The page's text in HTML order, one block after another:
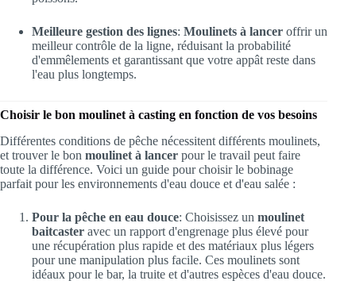
Meilleure gestion des lignes: Moulinets à lancer offrir un
meilleur contrôle de la ligne, réduisant la probabilité
d'emmêlements et garantissant que votre appât reste dans
l'eau plus longtemps.
Choisir le bon moulinet à casting en fonction de vos besoins
Différentes conditions de pêche nécessitent différents moulinets,
et trouver le bon moulinet à lancer pour le travail peut faire
toute la différence. Voici un guide pour choisir le bobinage
parfait pour les environnements d'eau douce et d'eau salée :
Pour la pêche en eau douce: Choisissez un moulinet
baitcaster avec un rapport d'engrenage plus élevé pour
une récupération plus rapide et des matériaux plus légers
pour une manipulation plus facile. Ces moulinets sont
idéaux pour le bar, la truite et d'autres espèces d'eau douce.